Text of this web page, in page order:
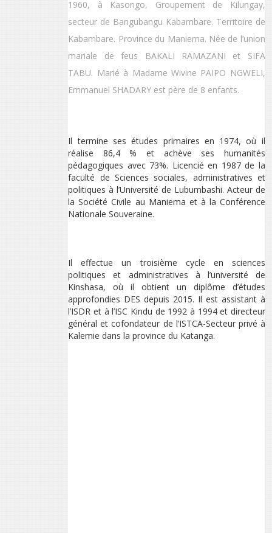
1960, à Kasongo, Groupement de Kilungay,
secteur de Bangubangu Kabambare. Territoire de
Kabambare. Province du Maniema. Née de l’union
mariale de feus BAKALI RAMAZANI et SIFA
TABU. Marié à Madame Wivine PAIPO NGWELI,
Emmanuel SHADARY est père de 8 enfants.
Il termine ses études primaires en 1974, où il
réalise 86,4 % et achève ses humanités
pédagogiques avec 73%. Licencié en 1987 de la
faculté de Sciences sociales, administratives et
politiques à l’Université de Lubumbashi. Acteur de
la Société Civile au Maniema et à la Conférence
Nationale Souveraine.
Il effectue un troisième cycle en sciences
politiques et administratives à l’université de
Kinshasa, où il obtient un diplôme d’études
approfondies DES depuis 2015. Il est assistant à
l’ISDR et à l’ISC Kindu de 1992 à 1994 et directeur
général et cofondateur de l’ISTCA-Secteur privé à
Kalemie dans la province du Katanga.